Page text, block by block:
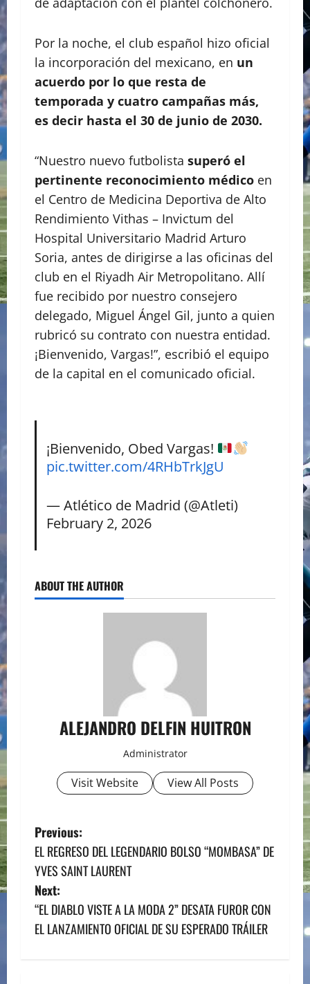
Por la noche, el club español hizo oficial
la incorporación del mexicano, en un
acuerdo por lo que resta de
temporada y cuatro campañas más,
es decir hasta el 30 de junio de 2030.
“Nuestro nuevo futbolista superó el
pertinente reconocimiento médico en
el Centro de Medicina Deportiva de Alto
Rendimiento Vithas – Invictum del
Hospital Universitario Madrid Arturo
Soria, antes de dirigirse a las oficinas del
club en el Riyadh Air Metropolitano. Allí
fue recibido por nuestro consejero
delegado, Miguel Ángel Gil, junto a quien
rubricó su contrato con nuestra entidad.
¡Bienvenido, Vargas!”, escribió el equipo
de la capital en el comunicado oficial.
¡Bienvenido, Obed Vargas!
pic.twitter.com/4RHbTrkJgU
— Atlético de Madrid (@Atleti)
February 2, 2026
ABOUT THE AUTHOR
ALEJANDRO DELFIN HUITRON
Administrator
Visit Website View All Posts
P
o
s
t
Previous:
EL REGRESO DEL LEGENDARIO BOLSO “MOMBASA” DE
YVES SAINT LAURENT
Next:
“EL DIABLO VISTE A LA MODA 2” DESATA FUROR CON
EL LANZAMIENTO OFICIAL DE SU ESPERADO TRÁILER